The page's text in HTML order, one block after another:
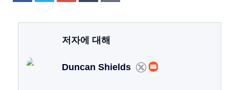
저자에 대해
Duncan Shields